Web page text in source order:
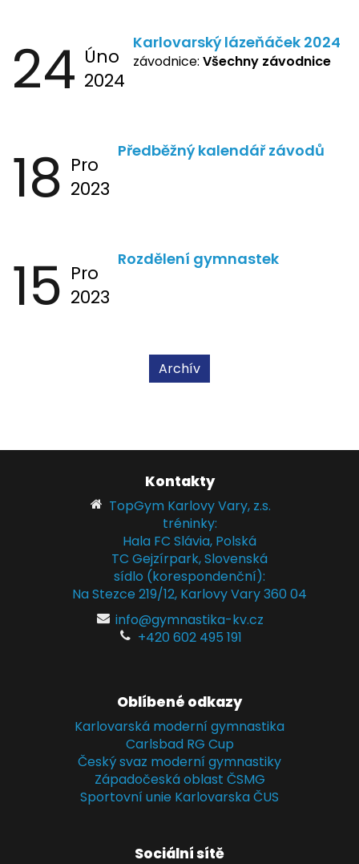
24 Úno
2024
Karlovarský lázeňáček 2024
závodnice: Všechny závodnice
18 Pro
2023
Předběžný kalendář závodů
15 Pro
2023
Rozdělení gymnastek
Archív
Kontakty
TopGym Karlovy Vary, z.s.
tréninky:
Hala FC Slávia, Polská
TC Gejzírpark, Slovenská
sídlo (korespondenční):
Na Stezce 219/12, Karlovy Vary 360 04
info@gymnastika-kv.cz
+420 602 495 191
Oblíbené odkazy
Karlovarská moderní gymnastika
Carlsbad RG Cup
Český svaz moderní gymnastiky
Západočeská oblast ČSMG
Sportovní unie Karlovarska ČUS
Sociální sítě